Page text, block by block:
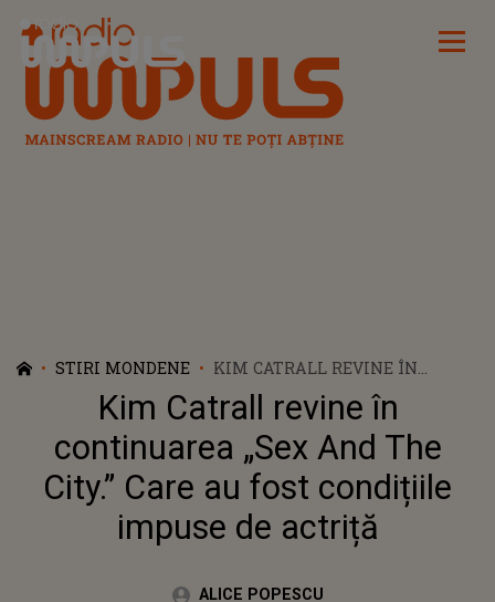
Radio Impuls
STIRI MONDENE
KIM CATRALL REVINE ÎN
CONTINUAREA „SEX AND THE
CITY.” CARE AU FOST
CONDIȚIILE IMPUSE DE
ACTRIȚĂ
Kim Catrall revine în
continuarea „Sex And The
City.” Care au fost condițiile
impuse de actriță
Autor:ALICE POPESCU